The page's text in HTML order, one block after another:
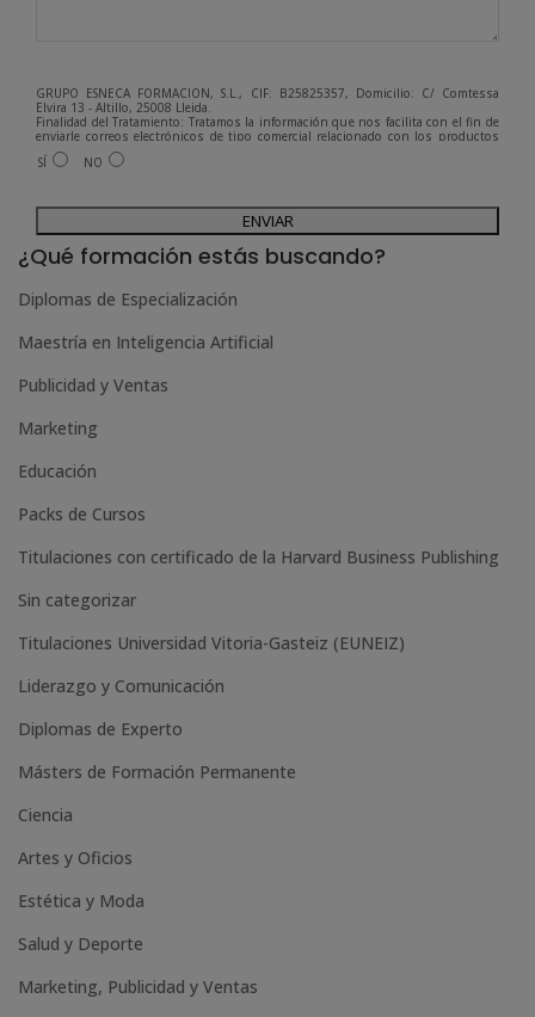
GRUPO ESNECA FORMACIÓN, S.L., CIF: B25825357, Domicilio: C/ Comtessa
Elvira 13 - Altillo, 25008 Lleida.
Finalidad del Tratamiento: Tratamos la información que nos facilita con el fin de
enviarle correos electrónicos de tipo comercial relacionado con los productos
ofrecidos y otros tipo de productos que fueran de su interés.
Legitimación del tratamiento: Consentimiento del interesado.
Para más información consulte nuestra Política de Privacidad.
Desea recibir información comercial (vía telefónica y/o email):
SÍ NO
A
l
e
r
n
i
v
e
¿Qué formación estás buscando?
Diplomas de Especialización
Maestría en Inteligencia Artificial
Publicidad y Ventas
Marketing
Educación
Packs de Cursos
Titulaciones con certificado de la Harvard Business Publishing
Sin categorizar
Titulaciones Universidad Vitoria-Gasteiz (EUNEIZ)
Liderazgo y Comunicación
Diplomas de Experto
Másters de Formación Permanente
Ciencia
Artes y Oficios
Estética y Moda
Salud y Deporte
Marketing, Publicidad y Ventas